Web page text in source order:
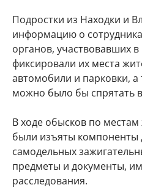
Подростки из Находки и
информацию о
органов, участвовавших
фиксировали их места
автомобили и парковки, а
можно было бы спрятать
В ходе обысков по
были изъяты компоненты
самодельных
предметы и документы,
расследования.